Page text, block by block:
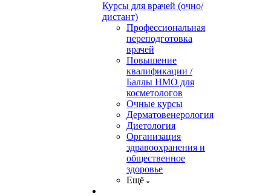
Курсы для врачей (очно/
дистант)
Профессиональная
переподготовка
врачей
Повышение
квалификации /
Баллы НМО для
косметологов
Очные курсы
Дерматовенерология
Диетология
Организация
здравоохранения и
общественное
здоровье
Ещё